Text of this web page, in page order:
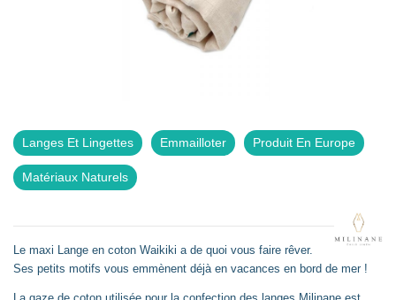
Langes Et Lingettes Emmailloter Produit En Europe
Matériaux Naturels
Le maxi Lange en coton Waikiki a de quoi vous faire rêver.
Ses petits motifs vous emmènent déjà en vacances en bord de mer !